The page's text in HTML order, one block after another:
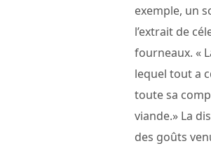
exemple, un
l’extrait de
fourneaux. «
lequel tout a
toute sa
viande.» La
des goûts